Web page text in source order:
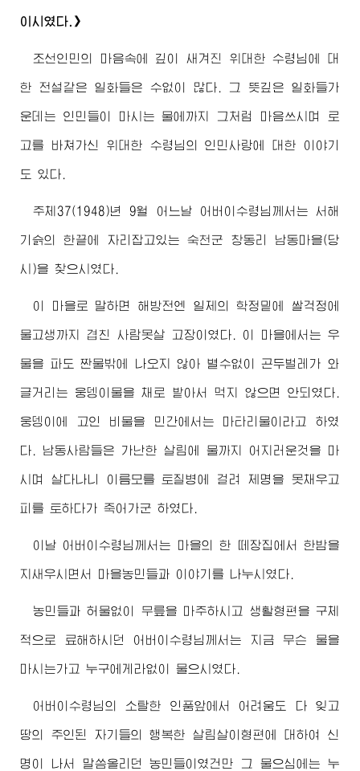
이시였다.》
조선인민의 마음속에 깊이 새겨진 위대한 수령님에 대
한 전설같은 일화들은 수없이 많다. 그 뜻깊은 일화들가
운데는 인민들이 마시는 물에까지 그처럼 마음쓰시며 로
고를 바쳐가신 위대한 수령님 의 인민사랑에 대한 이야기
도 있다.
주체37(1948)년 9월 어느날 어버이수령님께서 는 서해
기슭의 한끝에 자리잡고있는 숙천군 창동리 남동마을(당
시)을 찾으시였다.
이 마을로 말하면 해방전엔 일제의 학정밑에 쌀걱정에
물고생까지 겹친 사람못살 고장이였다. 이 마을에서는 우
물을 파도 짠물밖에 나오지 않아 별수없이 곤두벌레가 와
글거리는 웅뎅이물을 채로 밭아서 먹지 않으면 안되였다.
웅뎅이에 고인 비물을 민간에서는 마타리물이라고 하였
다. 남동사람들은 가난한 살림에 물까지 어지러운것을 마
시며 살다나니 이름모를 토질병에 걸려 제명을 못채우고
피를 토하다가 죽어가군 하였다.
이날 어버이수령님께서는 마을의 한 떼장집에서 한밤을
지새우시면서 마을농민들과 이야기를 나누시였다.
농민들과 허물없이 무릎을 마주하시고 생활형편을 구체
적으로 료해하시던 어버이수령님께서는 지금 무슨 물을
마시는가고 누구에게라없이 물으시였다.
어버이수령님 의 소탈한 인품앞에서 어려움도 다 잊고
땅의 주인된 자기들의 행복한 살림살이형편에 대하여 신
명이 나서 말씀올리던 농민들이였건만 그 물으심에는 누